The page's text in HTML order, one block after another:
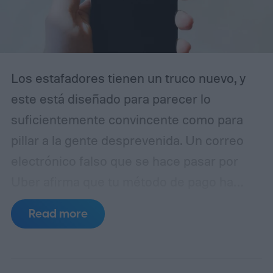
Los estafadores tienen un truco nuevo, y
este está diseñado para parecer lo
suficientemente convincente como para
pillar a la gente desprevenida. Un correo
caducado y te insta a actualizar tus datos
de facturación inmediatamente. A simple
Read more